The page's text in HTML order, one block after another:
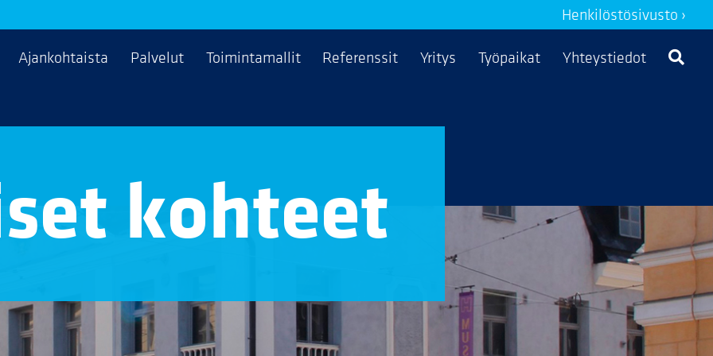
Henkilöstösivusto ›
Ajankohtaista Palvelut Toimintamallit Referenssit Yritys Työpaikat Yhteystiedot
kohteet